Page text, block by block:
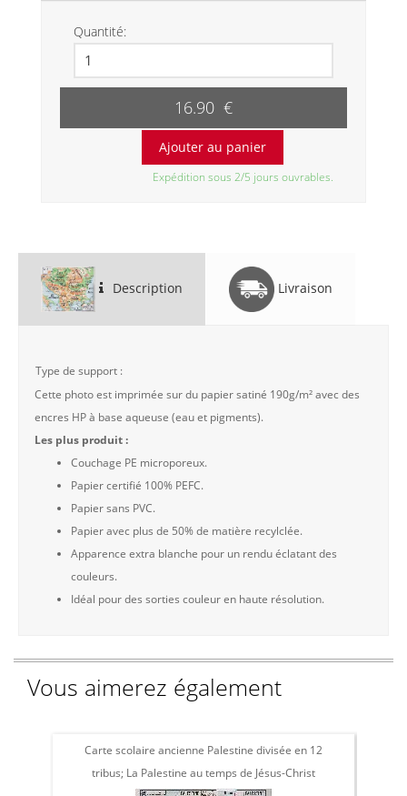
Quantité:
16.90 €
Expédition sous 2/5 jours ouvrables.
Description Livraison
Type de support :
Cette photo est imprimée sur du papier satiné 190g/m² avec des
encres HP à base aqueuse (eau et pigments).
Les plus produit :
Couchage PE microporeux.
Papier certifié 100% PEFC.
Papier sans PVC.
Papier avec plus de 50% de matière recylclée.
Apparence extra blanche pour un rendu éclatant des
couleurs.
Idéal pour des sorties couleur en haute résolution.
Vous aimerez également
Carte scolaire ancienne Palestine divisée en 12
tribus; La Palestine au temps de Jésus-Christ